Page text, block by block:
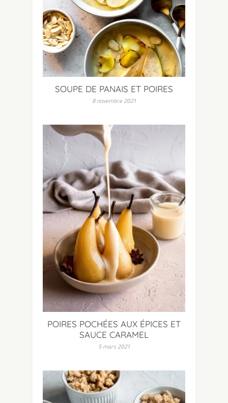
SOUPE DE PANAIS ET POIRES
8 novembre 2021
POIRES POCHÉES AUX ÉPICES ET
SAUCE CARAMEL
5 mars 2021